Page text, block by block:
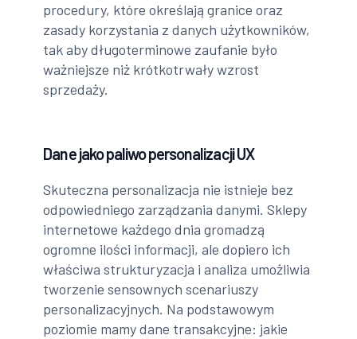
procedury, które określają granice oraz
zasady korzystania z danych użytkowników,
tak aby długoterminowe zaufanie było
ważniejsze niż krótkotrwały wzrost
sprzedaży.
Dane jako paliwo personalizacji UX
Skuteczna personalizacja nie istnieje bez
odpowiedniego zarządzania danymi. Sklepy
internetowe każdego dnia gromadzą
ogromne ilości informacji, ale dopiero ich
właściwa strukturyzacja i analiza umożliwia
tworzenie sensownych scenariuszy
personalizacyjnych. Na podstawowym
poziomie mamy dane transakcyjne: jakie